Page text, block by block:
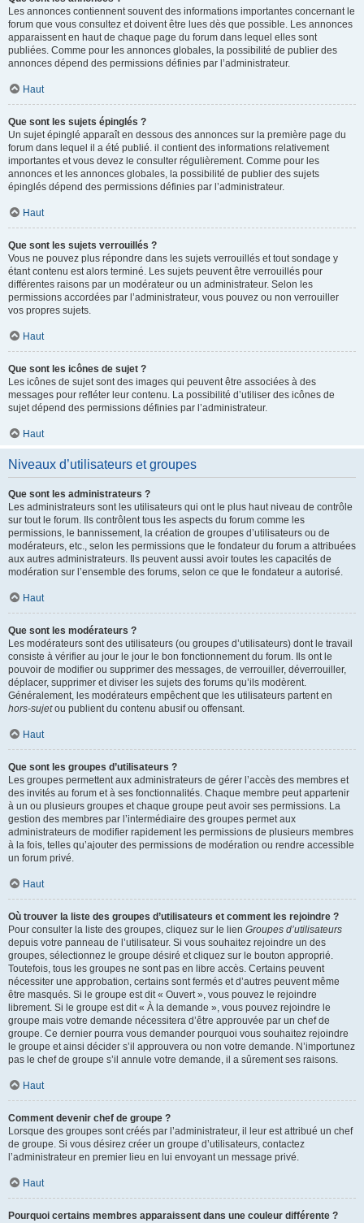
Les annonces contiennent souvent des informations importantes concernant le
forum que vous consultez et doivent être lues dès que possible. Les annonces
apparaissent en haut de chaque page du forum dans lequel elles sont
publiées. Comme pour les annonces globales, la possibilité de publier des
annonces dépend des permissions définies par l’administrateur.
Haut
Que sont les sujets épinglés ?
Un sujet épinglé apparaît en dessous des annonces sur la première page du
forum dans lequel il a été publié. il contient des informations relativement
importantes et vous devez le consulter régulièrement. Comme pour les
annonces et les annonces globales, la possibilité de publier des sujets
épinglés dépend des permissions définies par l’administrateur.
Haut
Que sont les sujets verrouillés ?
Vous ne pouvez plus répondre dans les sujets verrouillés et tout sondage y
étant contenu est alors terminé. Les sujets peuvent être verrouillés pour
différentes raisons par un modérateur ou un administrateur. Selon les
permissions accordées par l’administrateur, vous pouvez ou non verrouiller
vos propres sujets.
Haut
Que sont les icônes de sujet ?
Les icônes de sujet sont des images qui peuvent être associées à des
messages pour refléter leur contenu. La possibilité d’utiliser des icônes de
sujet dépend des permissions définies par l’administrateur.
Haut
Niveaux d’utilisateurs et groupes
Que sont les administrateurs ?
Les administrateurs sont les utilisateurs qui ont le plus haut niveau de contrôle
sur tout le forum. Ils contrôlent tous les aspects du forum comme les
permissions, le bannissement, la création de groupes d’utilisateurs ou de
modérateurs, etc., selon les permissions que le fondateur du forum a attribuées
aux autres administrateurs. Ils peuvent aussi avoir toutes les capacités de
modération sur l’ensemble des forums, selon ce que le fondateur a autorisé.
Haut
Que sont les modérateurs ?
Les modérateurs sont des utilisateurs (ou groupes d’utilisateurs) dont le travail
consiste à vérifier au jour le jour le bon fonctionnement du forum. Ils ont le
pouvoir de modifier ou supprimer des messages, de verrouiller, déverrouiller,
déplacer, supprimer et diviser les sujets des forums qu’ils modèrent.
Généralement, les modérateurs empêchent que les utilisateurs partent en
hors-sujetou publient du contenu abusif ou offensant.
Haut
Que sont les groupes d’utilisateurs ?
Les groupes permettent aux administrateurs de gérer l’accès des membres et
des invités au forum et à ses fonctionnalités. Chaque membre peut appartenir
à un ou plusieurs groupes et chaque groupe peut avoir ses permissions. La
gestion des membres par l’intermédiaire des groupes permet aux
administrateurs de modifier rapidement les permissions de plusieurs membres
à la fois, telles qu’ajouter des permissions de modération ou rendre accessible
un forum privé.
Haut
Où trouver la liste des groupes d’utilisateurs et comment les rejoindre ?
Pour consulter la liste des groupes, cliquez sur le lien Groupes d’utilisateurs
depuis votre panneau de l’utilisateur. Si vous souhaitez rejoindre un des
groupes, sélectionnez le groupe désiré et cliquez sur le bouton approprié.
Toutefois, tous les groupes ne sont pas en libre accès. Certains peuvent
nécessiter une approbation, certains sont fermés et d’autres peuvent même
être masqués. Si le groupe est dit « Ouvert », vous pouvez le rejoindre
librement. Si le groupe est dit « À la demande », vous pouvez rejoindre le
groupe mais votre demande nécessitera d’être approuvée par un chef de
groupe. Ce dernier pourra vous demander pourquoi vous souhaitez rejoindre
le groupe et ainsi décider s’il approuvera ou non votre demande. N’importunez
pas le chef de groupe s’il annule votre demande, il a sûrement ses raisons.
Haut
Comment devenir chef de groupe ?
Lorsque des groupes sont créés par l’administrateur, il leur est attribué un chef
de groupe. Si vous désirez créer un groupe d’utilisateurs, contactez
l’administrateur en premier lieu en lui envoyant un message privé.
Haut
Pourquoi certains membres apparaissent dans une couleur différente ?